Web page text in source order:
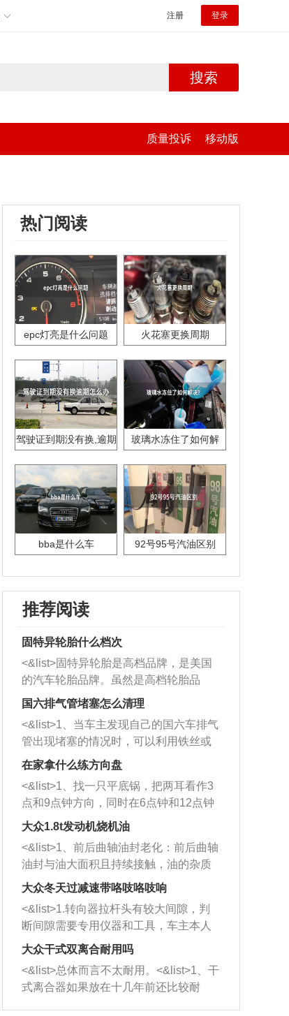
注册 登录
搜索
质量投诉 移动版
热门阅读
epc灯亮是什么问题 火花塞更换周期
驾驶证到期没有换,逾期
玻璃水冻住了如何解
bba是什么车 92号95号汽油区别
推荐阅读
固特异轮胎什么档次
<&list>固特异轮胎是高档品牌，是美国
的汽车轮胎品牌。虽然是高档轮胎品
牌，但是中高低端的轮胎都有生产，这
也是为了更好的开拓市场。
国六排气管堵塞怎么清理
<&list>1、当车主发现自己的国六车排气
管出现堵塞的情况时，可以利用铁丝或
者是细棍，直接将杂物给取出来，如果
堵塞情况比较严重，也可以采取应急措
施。 <&list>2、直接利用木棍将所有的
杂物推到排气管里面的位置处，然后将
三元催化器拆解开，就可以将堵塞的东
西取出来。但如果是因为积碳过多引起
的堵塞，就需要将三元催化器泡在草酸
洗剂对堵塞的情况得到解决，将清洗剂
放在燃油箱中，与燃油混合后，车辆启
动时，就可以和汽油一起进入到燃烧
室，最后形成废气排出，就可以让三元
催化器得到清洗，排气管堵塞的情况就
能够得到解决。
在家拿什么练方向盘
<&list>1、找一只平底锅，把两耳看作3
点和9点钟方向，同时在6点钟和12点钟
方向做一个标记。 <&list>2、双手握住
一圈半的练习，往右同样也要打相同的
圈数。 <&list>3、最后强调要反复练
习，这样就可以形成肌肉记忆，在真实
驾驶车辆时，不需要记忆也能打好方
向。
大众1.8t发动机烧机油
<&list>1、前后曲轴油封老化：前后曲轴
油封与油大面积且持续接触，油的杂质
和发动机内持续温度变化使其密封效果
逐渐减弱，导致渗油或漏油。<&list>2、
活塞间隙过大：积碳会使活塞环与缸体
的间隙扩大，导致机油流入燃烧室中，
造成烧机油。<&list>3、机油粘度。使用
机油粘度过小的话，同样会有烧机油现
象，机油粘度过小具有很好的流动性，
大众冬天过减速带咯吱咯吱响
<&list>1.转向器拉杆头有较大间隙，判
断间隙需要专用仪器和工具，车主本人
无法制作，需要将车辆送到修理厂或4s
店；<&list>2.车辆半轴套管防尘罩破
裂，破裂后会出现漏油现象，使半轴磨
损严重，磨损的半轴容易损坏，产生异
响；<&list>3.稳定器的转向胶套和球头
大众干式双离合耐用吗
<&list>总体而言不太耐用。<&list>1、干
式离合器如果放在十几年前还比较耐